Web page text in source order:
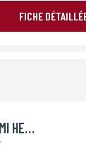
et Libertés» du
informatiques de
FICHE
A FILM ABOUT JIMI HENDRIX